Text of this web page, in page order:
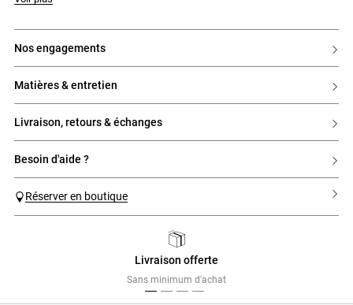
nos engagements
matières & entretien
livraison, retours & échanges
besoin d'aide ?
Réserver en boutique
Livraison offerte
Sans minimum d'achat